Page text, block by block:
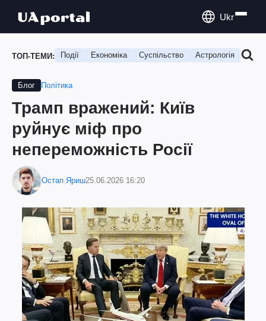
Ukr
ТОП-ТЕМИ: Події Економіка Суспільство Астрологія
Блог Політика
Трамп вражений: Київ
руйнує міф про
непереможність Росії
Остап Яриш25.06.2026 16:20